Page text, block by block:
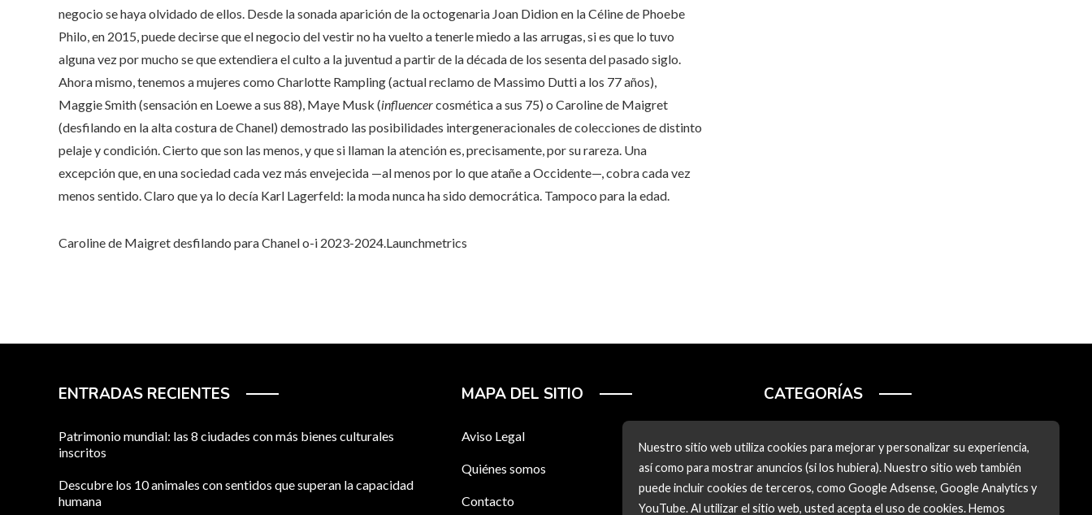
Nuestro sitio web utiliza cookies para mejorar y personalizar su experiencia,
así como para mostrar anuncios (si los hubiera). Nuestro sitio web también
puede incluir cookies de terceros, como Google Adsense, Google Analytics y
YouTube. Al utilizar el sitio web, usted acepta el uso de cookies. Hemos
negocio se haya olvidado de ellos. Desde la sonada aparición de la octogenaria Joan Didion en la Céline de Phoebe
Philo, en 2015, puede decirse que el negocio del vestir no ha vuelto a tenerle miedo a las arrugas, si es que lo tuvo
alguna vez por mucho se que extendiera el culto a la juventud a partir de la década de los sesenta del pasado siglo.
Ahora mismo, tenemos a mujeres como Charlotte Rampling (actual reclamo de Massimo Dutti a los 77 años),
Maggie Smith (sensación en Loewe a sus 88), Maye Musk (influencercosmética a sus 75) o Caroline de Maigret
(desfilando en la alta costura de Chanel) demostrado las posibilidades intergeneracionales de colecciones de distinto
pelaje y condición. Cierto que son las menos, y que si llaman la atención es, precisamente, por su rareza. Una
excepción que, en una sociedad cada vez más envejecida —al menos por lo que atañe a Occidente—, cobra cada vez
menos sentido. Claro que ya lo decía Karl Lagerfeld: la moda nunca ha sido democrática. Tampoco para la edad.
Caroline de Maigret desfilando para Chanel o-i 2023-2024.Launchmetrics
ENTRADAS RECIENTES
Patrimonio mundial: las 8 ciudades con más bienes culturales
inscritos
Descubre los 10 animales con sentidos que superan la capacidad
humana
MAPA DEL SITIO
Aviso Legal
Quiénes somos
Contacto
CATEGORÍAS
Cultura y ocio
Inversiones y negocios